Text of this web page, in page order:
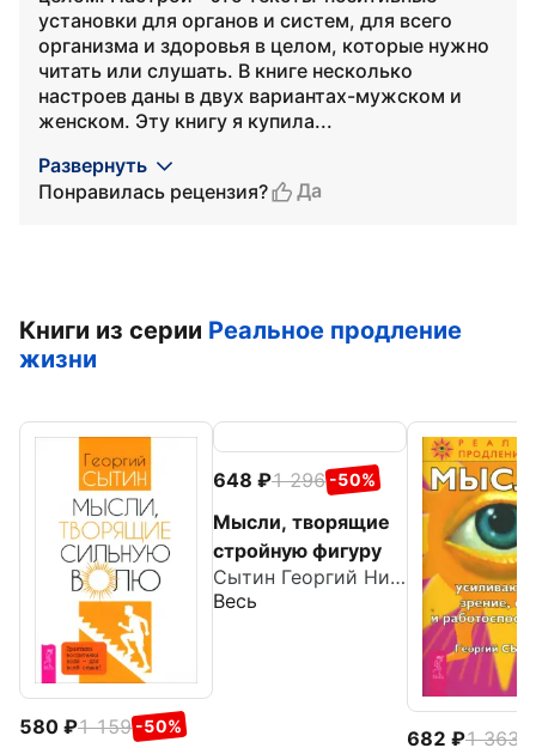
установки для органов и систем, для всего
организма и здоровья в целом, которые нужно
читать или слушать. В книге несколько
настроев даны в двух вариантах-мужском и
женском. Эту книгу я купила...
Развернуть
Понравилась рецензия?
Да
Книги из серии Реальное продление
жизни
580 1 159 -50%
648 1 296 -50%
Мысли, творящие
стройную фигуру
Сытин Георгий Николаевич
Весь
682 1 363